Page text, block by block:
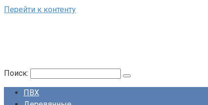
Перейти к контенту
Поиск:
ПВХ